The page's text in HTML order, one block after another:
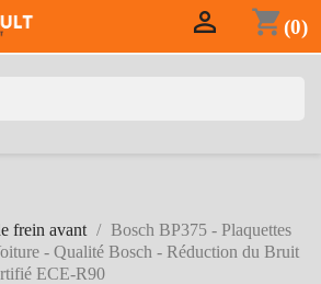
shopping_cart(0)

frein avant
Bosch BP375 - Plaquettes
- Qualité Bosch - Réduction du Bruit
ECE-R90